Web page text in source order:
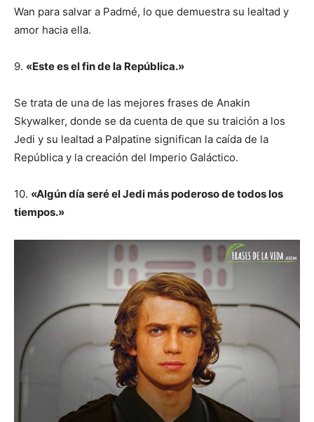
Wan para salvar a Padmé, lo que demuestra su lealtad y
amor hacia ella.
9. «Este es el fin de la República.»
Se trata de una de las mejores frases de Anakin
Skywalker, donde se da cuenta de que su traición a los
Jedi y su lealtad a Palpatine significan la caída de la
República y la creación del Imperio Galáctico.
10. «Algún día seré el Jedi más poderoso de todos los
tiempos.»